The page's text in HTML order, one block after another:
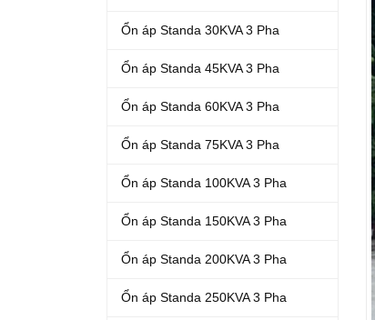
Ổn áp Standa 30KVA 3 Pha
Ổn áp Standa 45KVA 3 Pha
Ổn áp Standa 60KVA 3 Pha
Ổn áp Standa 75KVA 3 Pha
Ổn áp Standa 100KVA 3 Pha
Ổn áp Standa 150KVA 3 Pha
Ổn áp Standa 200KVA 3 Pha
Ổn áp Standa 250KVA 3 Pha